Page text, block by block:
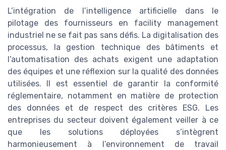
L’intégration de l’intelligence artificielle dans le
pilotage des fournisseurs en facility management
industriel ne se fait pas sans défis. La digitalisation des
processus, la gestion technique des bâtiments et
l’automatisation des achats exigent une adaptation
des équipes et une réflexion sur la qualité des données
utilisées. Il est essentiel de garantir la conformité
réglementaire, notamment en matière de protection
des données et de respect des critères ESG. Les
entreprises du secteur doivent également veiller à ce
que les solutions déployées s’intègrent
harmonieusement à l’environnement de travail